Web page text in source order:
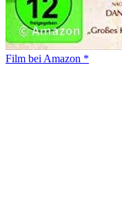
Film bei Amazon *